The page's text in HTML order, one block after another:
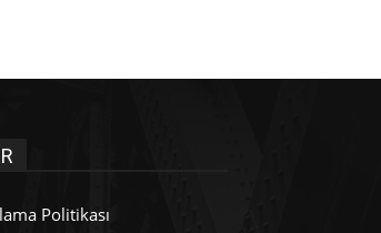
Politikası